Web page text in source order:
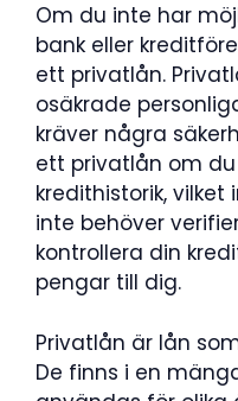
Om du inte har
bank eller
ett privatlån.
osäkrade
kräver några
ett privatlån om
kredithistorik,
inte behöver
kontrollera din
pengar till dig.
Privatlån är lån
De finns i en